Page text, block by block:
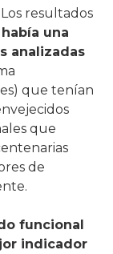
resultados
una
analizadas
que tenían
que
de
funcional
indicador